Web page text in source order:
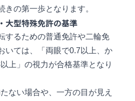
きの第一歩となります。
大型特殊免許の基準
するための普通免許や二輪免
いては、「両眼で0.7以上、か
上」の視力が合格基準となり
ない場合や、一方の目が見え